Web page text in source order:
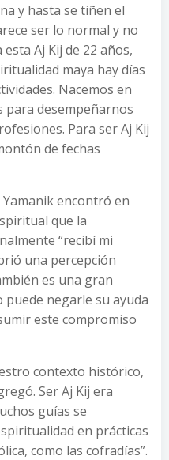
y hasta se tiñen el
ser lo normal y no
Aj Kij de 22 años,
maya hay días
Nacemos en
para desempeñarnos
Para ser Aj Kij
de fechas
encontró en
que la
“recibí mi
una percepción
es una gran
puede negarle su ayuda
este compromiso
contexto histórico,
Ser Aj Kij era
guías se
en prácticas
como las cofradías”.